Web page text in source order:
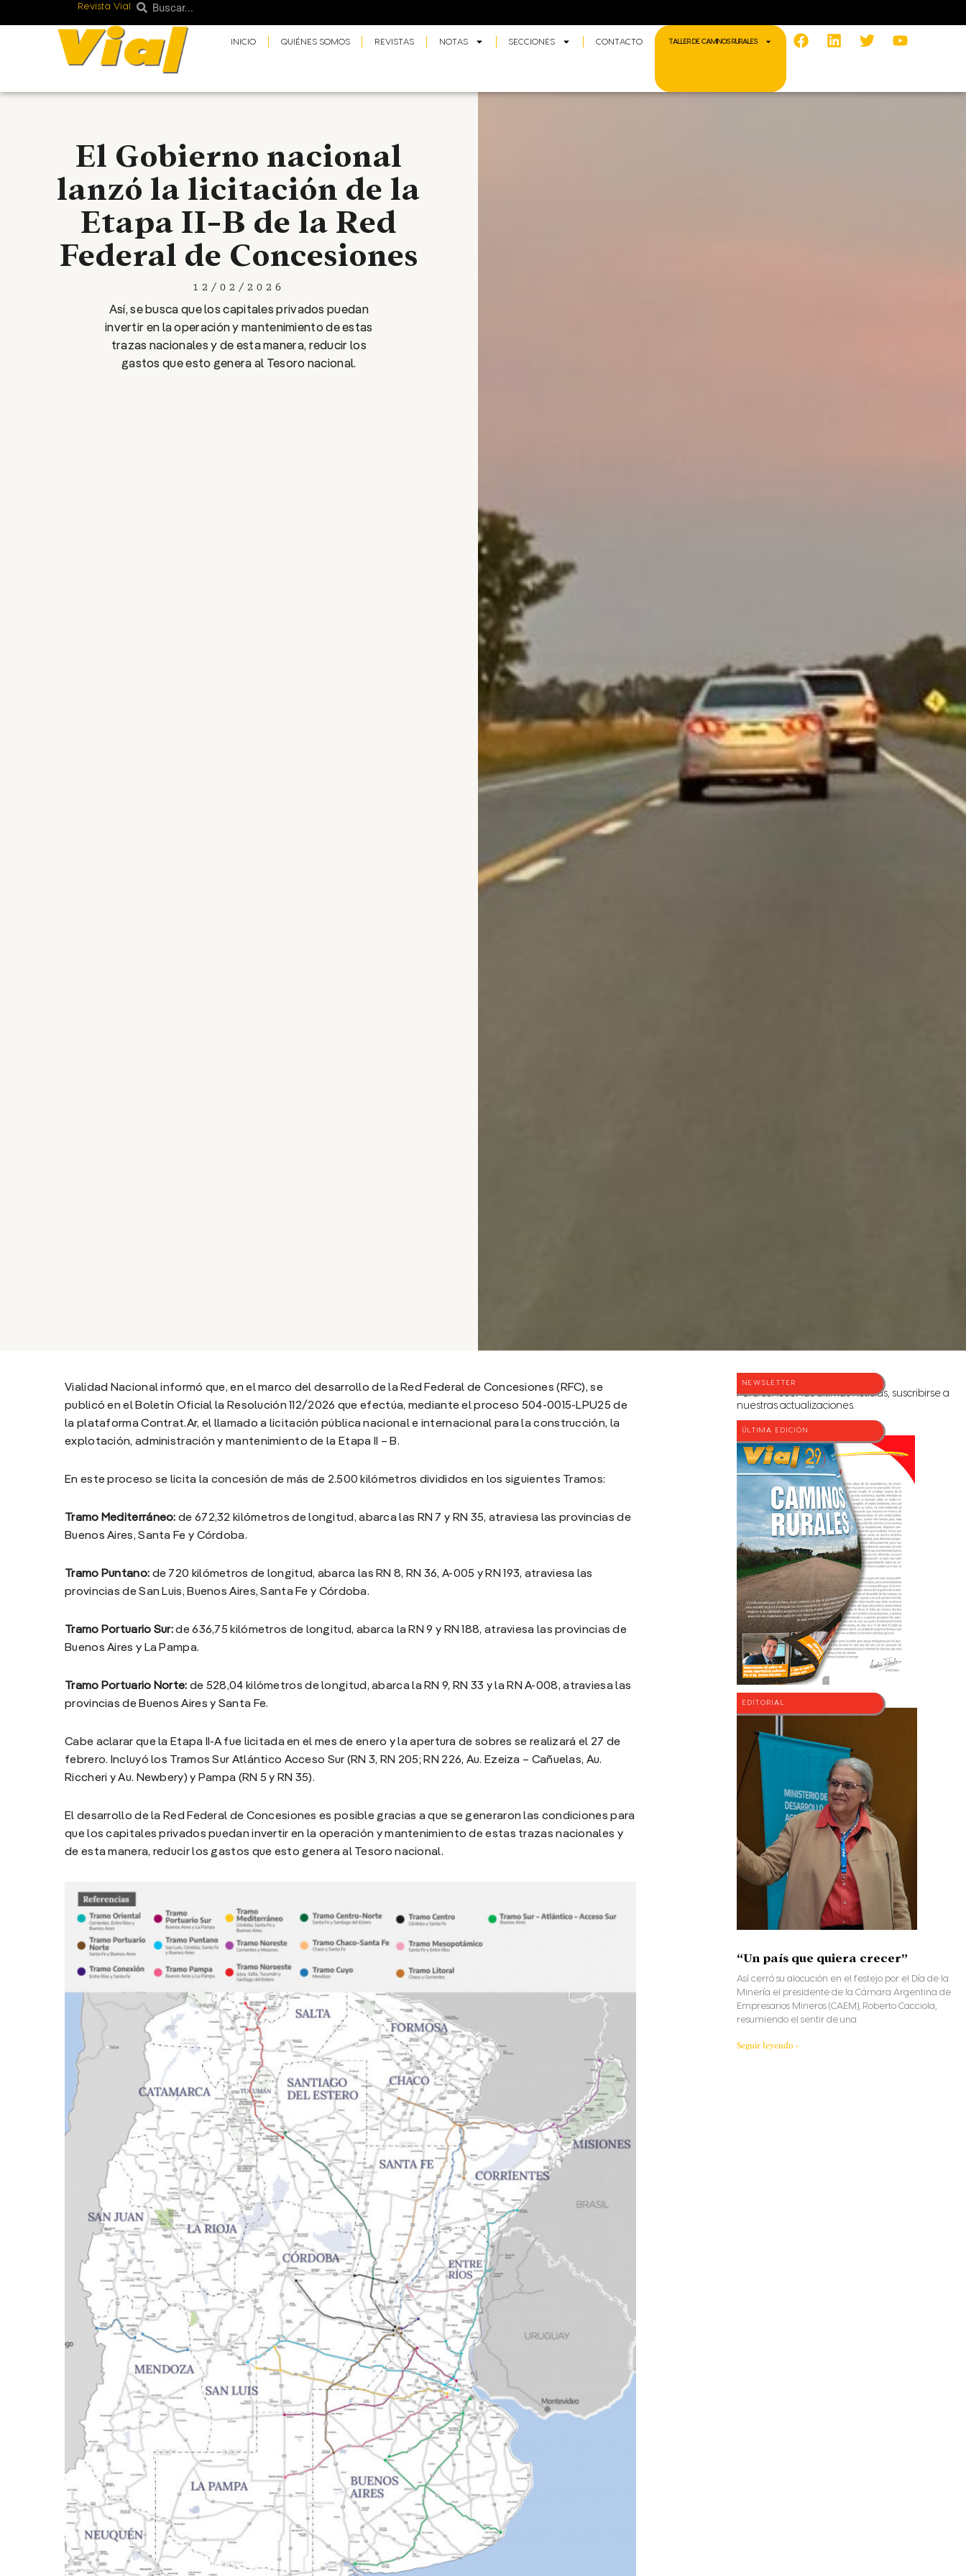
Revista Vial Buscar
Buscar
INICIO QUIÉNES SOMOS REVISTAS NOTAS SECCIONES CONTACTO TALLER DE CAMINOS RURALES
Facebook
LinkedinTwitterYoutube
El Gobierno nacional
lanzó la licitación de la
Etapa II-B de la Red
Federal de Concesiones
12/02/2026
Así, se busca que los capitales privados puedan
invertir en la operación y mantenimiento de estas
trazas nacionales y de esta manera, reducir los
gastos que esto genera al Tesoro nacional.
Para conocer las últimas noticias, suscribirse a
nuestras actualizaciones.
ÚLTIMA EDICIÓN
NEWSLETTER
EDITORIAL
“Un país que quiera crecer”
Así cerró su alocución en el festejo por el Día de la
Minería el presidente de la Cámara Argentina de
Empresarios Mineros (CAEM), Roberto Cacciola,
resumiendo el sentir de una
Seguir leyendo »
Vialidad Nacional informó que, en el marco del desarrollo de la Red Federal de Concesiones (RFC), se
publicó en el Boletín Oficial la Resolución 112/2026 que efectúa, mediante el proceso 504-0015-LPU25 de
la plataformaContrat.Ar, el llamado a licitación pública nacional e internacional para la construcción, la
explotación, administración y mantenimiento de la Etapa II – B.
En este proceso se licita la concesión de más de 2.500 kilómetros divididos en los siguientes Tramos:
Tramo Mediterráneo: de 672,32 kilómetros de longitud, abarca las RN 7 y RN 35, atraviesa las provincias de
Buenos Aires, Santa Fe y Córdoba.
Tramo Puntano: de 720 kilómetros de longitud, abarca las RN 8, RN 36, A-005 y RN 193, atraviesa las
provincias de San Luis, Buenos Aires, Santa Fe y Córdoba.
Tramo Portuario Sur:de 636,75 kilómetros de longitud, abarca la RN 9 y RN 188, atraviesa las provincias de
Buenos Aires y La Pampa.
Tramo Portuario Norte: de 528,04 kilómetros de longitud, abarca la RN 9, RN 33 y la RN A-008, atraviesa las
provincias de Buenos Aires y Santa Fe.
Cabe aclarar que la Etapa II-A fue licitada en el mes de enero y la apertura de sobres se realizará el 27 de
febrero. Incluyó los Tramos Sur Atlántico Acceso Sur (RN 3, RN 205; RN 226, Au. Ezeiza – Cañuelas, Au.
Riccheri y Au. Newbery) y Pampa (RN 5 y RN 35).
El desarrollo de la Red Federal de Concesiones es posible gracias a que se generaron las condiciones para
que los capitales privados puedan invertir en la operación y mantenimiento de estas trazas nacionales y
de esta manera, reducir los gastos que esto genera al Tesoro nacional.